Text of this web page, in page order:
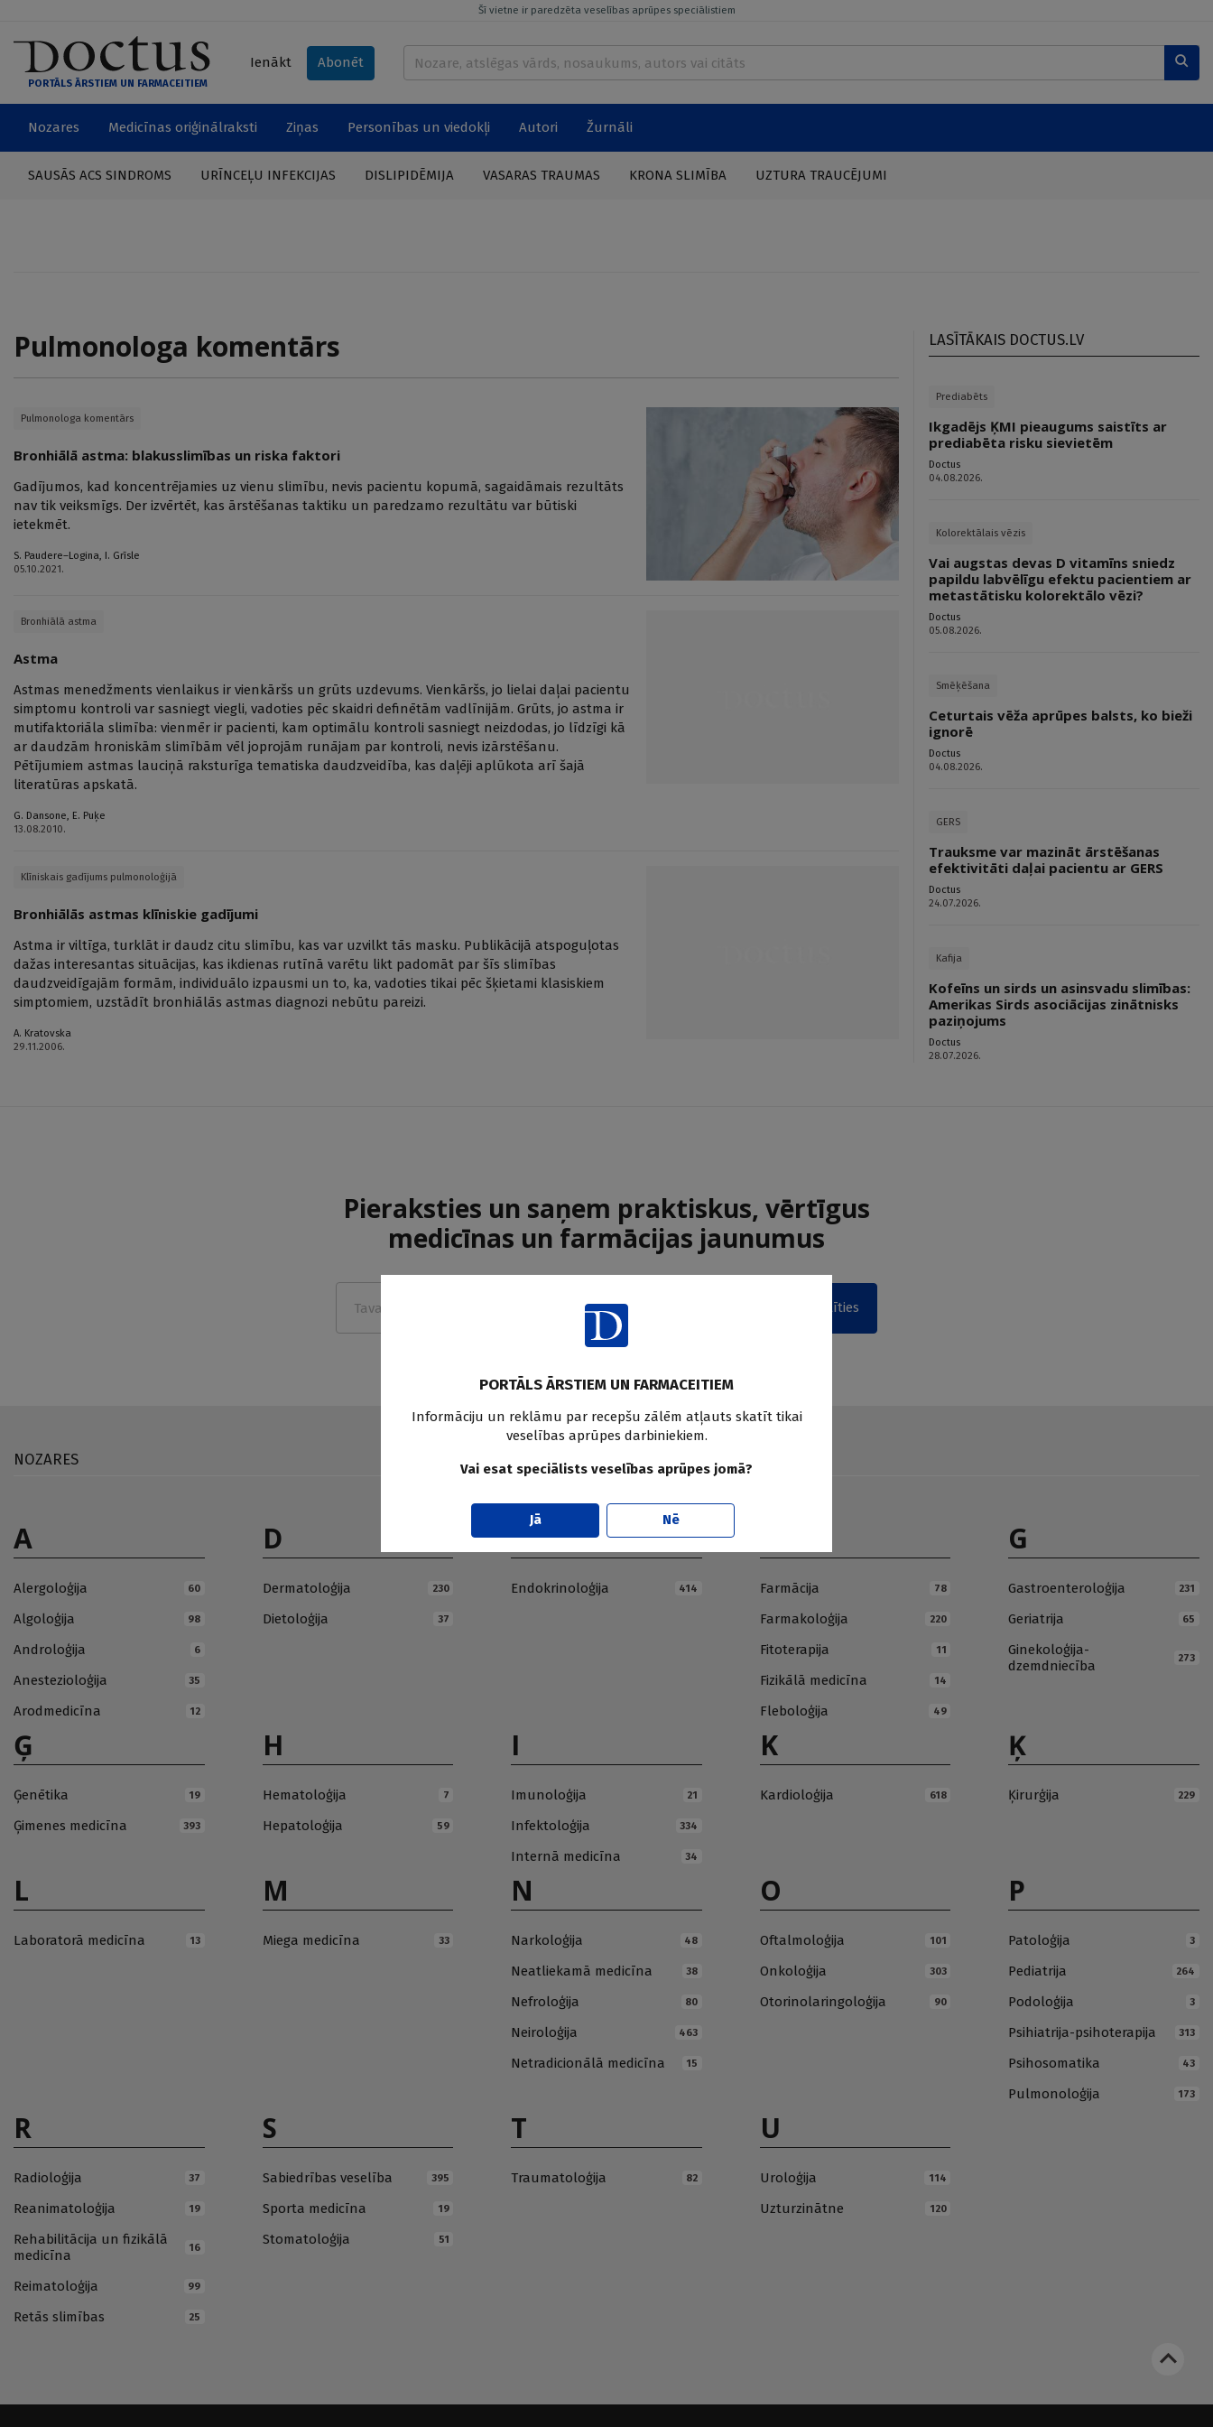
Šī vietne ir paredzēta veselības aprūpes speciālistiem
PORTĀLS ĀRSTIEM UN FARMACEITIEM
Ienākt Abonēt
Nozares Medicīnas oriģinālraksti Ziņas Personības un viedokļi Autori Žurnāli
SAUSĀS ACS SINDROMS URĪNCEĻU INFEKCIJAS DISLIPIDĒMIJA VASARAS TRAUMAS KRONA SLIMĪBA UZTURA TRAUCĒJUMI
Pulmonologa komentārs
Pulmonologa komentārs
Bronhiālā astma: blakusslimības un riska faktori
Gadījumos, kad koncentrējamies uz vienu slimību, nevis pacientu kopumā, sagaidāmais rezultāts
nav tik veiksmīgs. Der izvērtēt, kas ārstēšanas taktiku un paredzamo rezultātu var būtiski
ietekmēt.
S. Paudere–Logina, I. Grīsle
05.10.2021.
Bronhiālā astma
Astma
Astmas menedžments vienlaikus ir vienkāršs un grūts uzdevums. Vienkāršs, jo lielai daļai pacientu
simptomu kontroli var sasniegt viegli, vadoties pēc skaidri definētām vadlīnijām. Grūts, jo astma ir
mutifaktoriāla slimība: vienmēr ir pacienti, kam optimālu kontroli sasniegt neizdodas, jo līdzīgi kā
ar daudzām hroniskām slimībām vēl joprojām runājam par kontroli, nevis izārstēšanu.
Pētījumiem astmas lauciņā raksturīga tematiska daudzveidība, kas daļēji aplūkota arī šajā
literatūras apskatā.
G. Dansone, E. Puķe
13.08.2010.
Klīniskais gadījums pulmonoloģijā
Bronhiālās astmas klīniskie gadījumi
Astma ir viltīga, turklāt ir daudz citu slimību, kas var uzvilkt tās masku. Publikācijā atspoguļotas
dažas interesantas situācijas, kas ikdienas rutīnā varētu likt padomāt par šīs slimības
daudzveidīgajām formām, indi­viduālo izpausmi un to, ka, vadoties tikai pēc šķietami klasiskiem
simptomiem, uzstādīt bronhiālās astmas diagnozi nebūtu pareizi.
A. Kratovska
29.11.2006.
LASĪTĀKAIS DOCTUS.LV
Prediabēts
Ikgadējs ĶMI pieaugums saistīts ar
prediabēta risku sievietēm
Doctus
04.08.2026.
Kolorektālais vēzis
Vai augstas devas D vitamīns sniedz
papildu labvēlīgu efektu pacientiem ar
metastātisku kolorektālo vēzi?
Doctus
05.08.2026.
Smēķēšana
Ceturtais vēža aprūpes balsts, ko bieži
ignorē
Doctus
04.08.2026.
GERS
Trauksme var mazināt ārstēšanas
efektivitāti daļai pacientu ar GERS
Doctus
24.07.2026.
Kafija
Kofeīns un sirds un asinsvadu slimības:
Amerikas Sirds asociācijas zinātnisks
paziņojums
Doctus
28.07.2026.
Pieraksties un saņem praktiskus, vērtīgus
medicīnas un farmācijas jaunumus
Pierakstīties
NOZARES
A
Alergoloģija 60
Algoloģija 98
Androloģija 6
Anestezioloģija 35
Arodmedicīna 12
D
Dermatoloģija 230
Dietoloģija 37
E
Endokrinoloģija 414 Farmācija 78
Farmakoloģija 220
Fitoterapija 11
Fizikālā medicīna 14
Fleboloģija 49
G
Gastroenteroloģija 231
Geriatrija 65
Ginekoloģija-
dzemdniecība
273
Ģ
Ģenētika 19
Ģimenes medicīna 393
H
Hematoloģija 7
Hepatoloģija 59
I
Imunoloģija 21
Infektoloģija 334
Internā medicīna 34
K
Kardioloģija 618
Ķ
Ķirurģija 229
L
Laboratorā medicīna 13
M
Miega medicīna 33
N
Narkoloģija 48
Neatliekamā medicīna 38
Nefroloģija 80
Neiroloģija 463
Netradicionālā medicīna 15
O
Oftalmoloģija 101
Onkoloģija 303
Otorinolaringoloģija 90
P
Patoloģija 3
Pediatrija 264
Podoloģija 3
Psihiatrija-psihoterapija 313
Psihosomatika 43
Pulmonoloģija 173
R
Radioloģija 37
Reanimatoloģija 19
Rehabilitācija un fizikālā
medicīna
16
Reimatoloģija 99
Retās slimības 25
S
Sabiedrības veselība 395
Sporta medicīna 19
Stomatoloģija 51
T
Traumatoloģija 82
U
Uroloģija 114
Uzturzinātne 120
PORTĀLS ĀRSTIEM UN FARMACEITIEM
Informāciju un reklāmu par recepšu zālēm atļauts skatīt tikai
veselības aprūpes darbiniekiem.
Vai esat speciālists veselības aprūpes jomā?
Jā Nē